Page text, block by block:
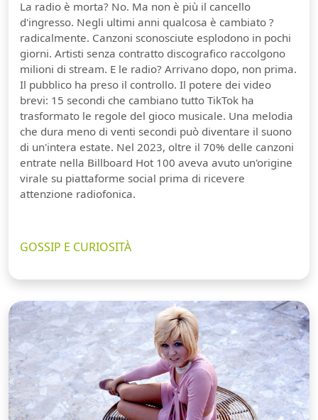
La radio è morta? No. Ma non è più il cancello
d'ingresso. Negli ultimi anni qualcosa è cambiato ?
radicalmente. Canzoni sconosciute esplodono in pochi
giorni. Artisti senza contratto discografico raccolgono
milioni di stream. E le radio? Arrivano dopo, non prima.
Il pubblico ha preso il controllo. Il potere dei video
brevi: 15 secondi che cambiano tutto TikTok ha
trasformato le regole del gioco musicale. Una melodia
che dura meno di venti secondi può diventare il suono
di un'intera estate. Nel 2023, oltre il 70% delle canzoni
entrate nella Billboard Hot 100 aveva avuto un'origine
virale su piattaforme social prima di ricevere
attenzione radiofonica.
GOSSIP E CURIOSITÀ